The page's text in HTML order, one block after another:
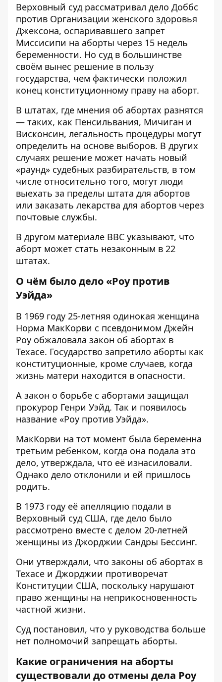
Верховный суд рассматривал дело Доббс
против Организации женского здоровья
Джексона, оспаривавшего запрет
Миссисипи на аборты через 15 недель
беременности. Но суд в большинстве
своём вынес решение в пользу
государства, чем фактически положил
конец конституционному праву на аборт.
В штатах, где мнения об абортах разнятся
— таких, как Пенсильвания, Мичиган и
Висконсин, легальность процедуры могут
определить на основе выборов. В других
случаях решение может начать новый
«раунд» судебных разбирательств, в том
числе относительно того, могут люди
выехать за пределы штата для абортов
или заказать лекарства для абортов через
почтовые службы.
В другом материале BBC указывают, что
аборт может стать незаконным в 22
штатах.
О чём было дело «Роу против
Уэйда»
В 1969 году 25-летняя одинокая женщина
Норма МакКорви с псевдонимом Джейн
Роу обжаловала закон об абортах в
Техасе. Государство запретило аборты как
конституционные, кроме случаев, когда
жизнь матери находится в опасности.
А закон о борьбе с абортами защищал
прокурор Генри Уэйд. Так и появилось
название «Роу против Уэйда».
МакКорви на тот момент была беременна
третьим ребенком, когда она подала это
дело, утверждала, что её изнасиловали.
Однако дело отклонили и ей пришлось
родить.
В 1973 году её апелляцию подали в
Верховный суд США, где дело было
рассмотрено вместе с делом 20-летней
женщины из Джорджии Сандры Бессинг.
Они утверждали, что законы об абортах в
Техасе и Джорджии противоречат
Конституции США, поскольку нарушают
право женщины на неприкосновенность
частной жизни.
Суд постановил, что у руководства больше
нет полномочий запрещать аборты.
Какие ограничения на аборты
существовали до отмены дела Роу